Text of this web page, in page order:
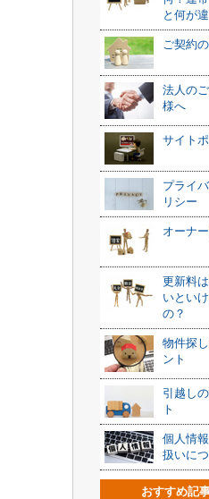
と何が
ご契約
法人の
様へ
サイト
プライ
リシー
オーナ
更新料
いとい
の？
物件探
ント
引越し
ト
個人情
扱いに
おすすめ記